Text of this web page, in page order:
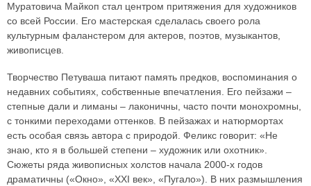
Муратовича Майкоп стал центром притяжения для художников
со всей России. Его мастерская сделалась своего рола
культурным фаланстером для актеров, поэтов, музыкантов,
живописцев.
Творчество Петуваша питают память предков, воспоминания о
недавних событиях, собственные впечатления. Его пейзажи –
степные дали и лиманы – лаконичны, часто почти монохромны,
с тонкими переходами оттенков. В пейзажах и натюрмортах
есть особая связь автора с природой. Феликс говорит: «Не
знаю, кто я в большей степени – художник или охотник».
Сюжеты ряда живописных холстов начала 2000-х годов
драматичны («Окно», «XXI век», «Пугало»). В них размышления